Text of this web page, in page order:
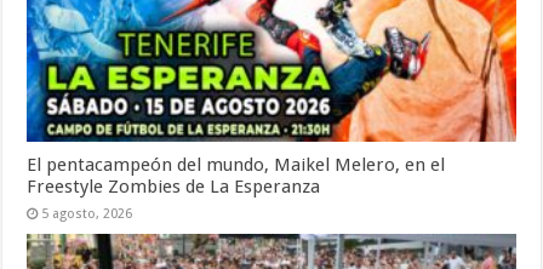
El pentacampeón del mundo, Maikel Melero, en el
Freestyle Zombies de La Esperanza
5 agosto, 2026